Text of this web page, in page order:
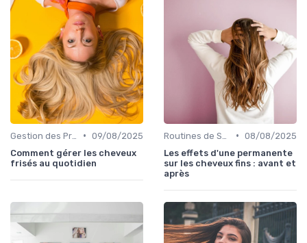
• 09/08/2025
Comment gérer les cheveux
frisés au quotidien
• 08/08/2025
Les effets d'une permanente
sur les cheveux fins : avant et
après